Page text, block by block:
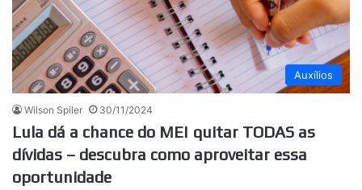
Auxílios
Wilson Spiler 30/11/2024
Lula dá a chance do MEI quitar TODAS as
dívidas – descubra como aproveitar essa
oportunidade